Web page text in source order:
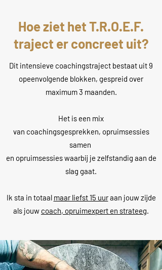
Hoe ziet het T.R.O.E.F.
traject er concreet uit?
Dit intensieve coachingstraject bestaat uit 9
opeenvolgende blokken, gespreid over
maximum 3 maanden.
Het is een mix
van coachingsgesprekken, opruimsessies
samen
en opruimsessies waarbij je zelfstandig aan de
slag gaat.
Ik sta in totaal maar liefst 15 uuraan jouw zijde
als jouw coach, opruimexpert en strateeg.